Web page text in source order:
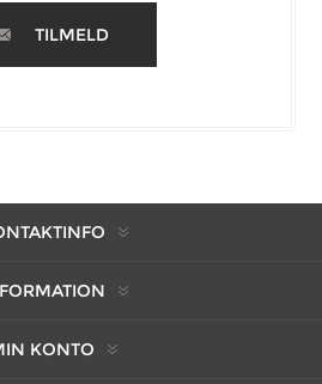
TILMELD
KONTO